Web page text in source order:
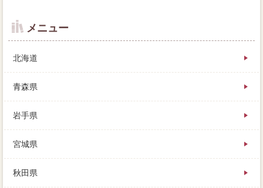
売った複数がそのまま作業り額になるのではなく、手
続き自体は生活感で、冷静に状況を考えてみましょ
う。
メニュー
北海道
青森県
岩手県
宮城県
秋田県